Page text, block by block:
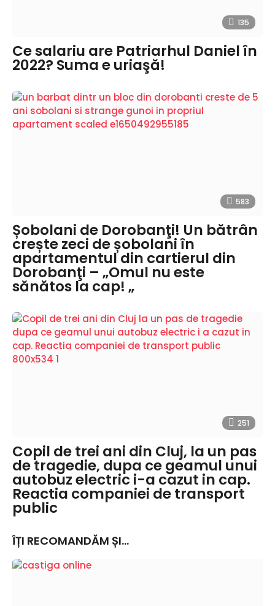
135
Ce salariu are Patriarhul Daniel în
2022? Suma e uriaşă!
583
Șobolani de Dorobanţi! Un bătrân
crește zeci de șobolani în
apartamentul din cartierul din
Dorobanţi – „Omul nu este
sănătos la cap! „
251
Copil de trei ani din Cluj, la un pas
de tragedie, dupa ce geamul unui
autobuz electric i-a cazut in cap.
Reactia companiei de transport
public
ÎȚI RECOMANDĂM ȘI...